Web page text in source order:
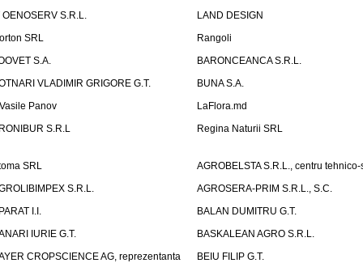
OENOSERV S.R.L.
LAND DESIGN
SRL
Rangoli
S.A.
BARONCEANCA S.R.L.
VLADIMIR GRIGORE G.T.
BUNA S.A.
Panov
LaFlora.md
S.R.L
Regina Naturii SRL
SRL
AGROBELSTA S.R.L., centru
S.R.L.
AGROSERA-PRIM S.R.L., S.C.
I.I.
BALAN DUMITRU G.T.
IURIE G.T.
BASKALEAN AGRO S.R.L.
CROPSCIENCE AG, reprezentanta
BEIU FILIP G.T.